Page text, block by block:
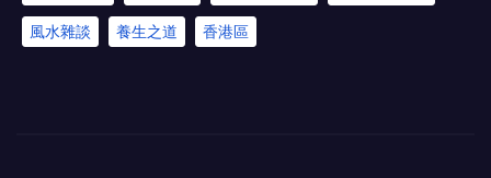
風水雜談 養生之道 香港區